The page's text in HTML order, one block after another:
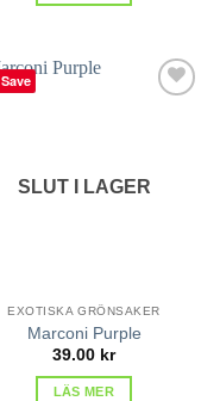
Save
SLUT I LAGER
EXOTISKA GRÖNSAKER
Marconi Purple
39.00 kr
LÄS MER